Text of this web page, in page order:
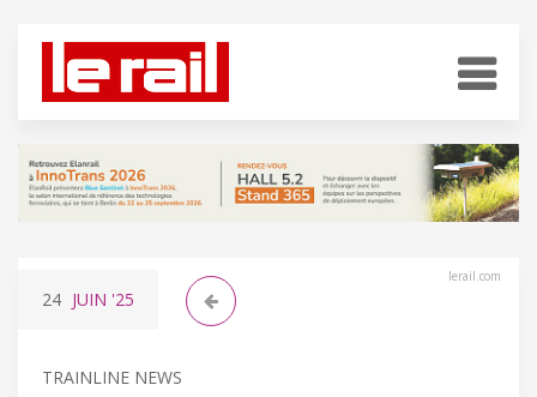
lerail.com
24 JUIN '25
TRAINLINE NEWS